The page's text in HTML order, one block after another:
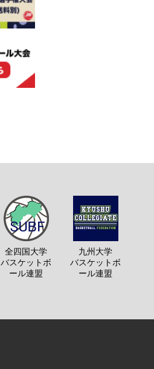
全四国大学
バスケットボ
ール連盟
九州大学
バスケットボ
ール連盟